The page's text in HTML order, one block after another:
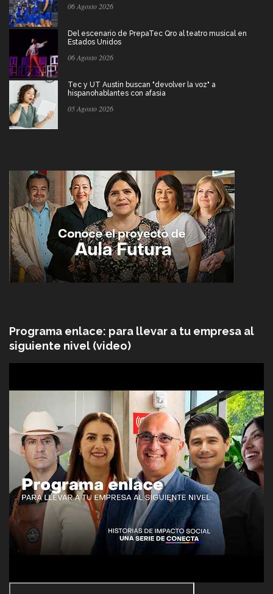
06 Agosto 2026
Del escenario de PrepaTec Qro al teatro musical en
Estados Unidos
06 Agosto 2026
Tec y UT Austin buscan "devolver la voz" a
hispanohablantes con afasia
05 Agosto 2026
Programa enlace: para llevar a tu empresa al
siguiente nivel (video)